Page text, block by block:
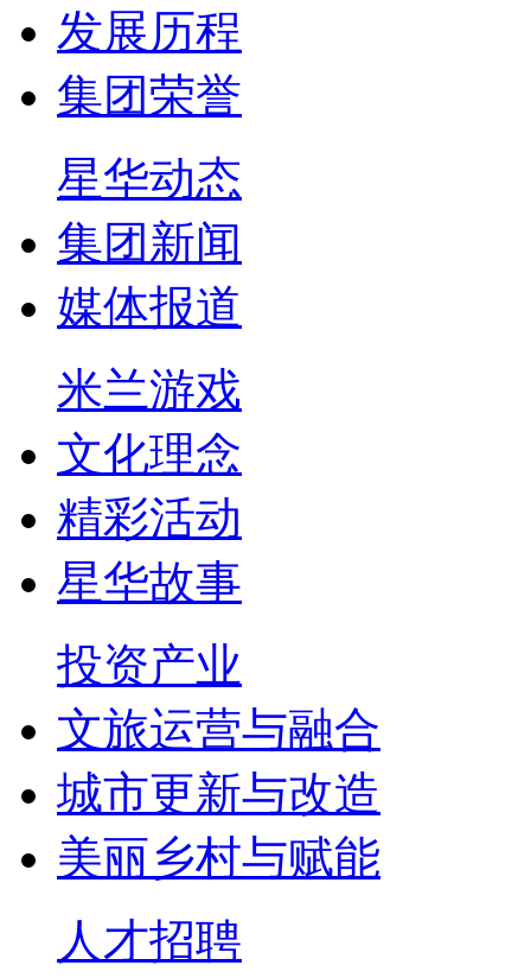
发展历程
集团荣誉
星华动态
集团新闻
媒体报道
米兰游戏
文化理念
精彩活动
星华故事
投资产业
文旅运营与融合
城市更新与改造
美丽乡村与赋能
人才招聘